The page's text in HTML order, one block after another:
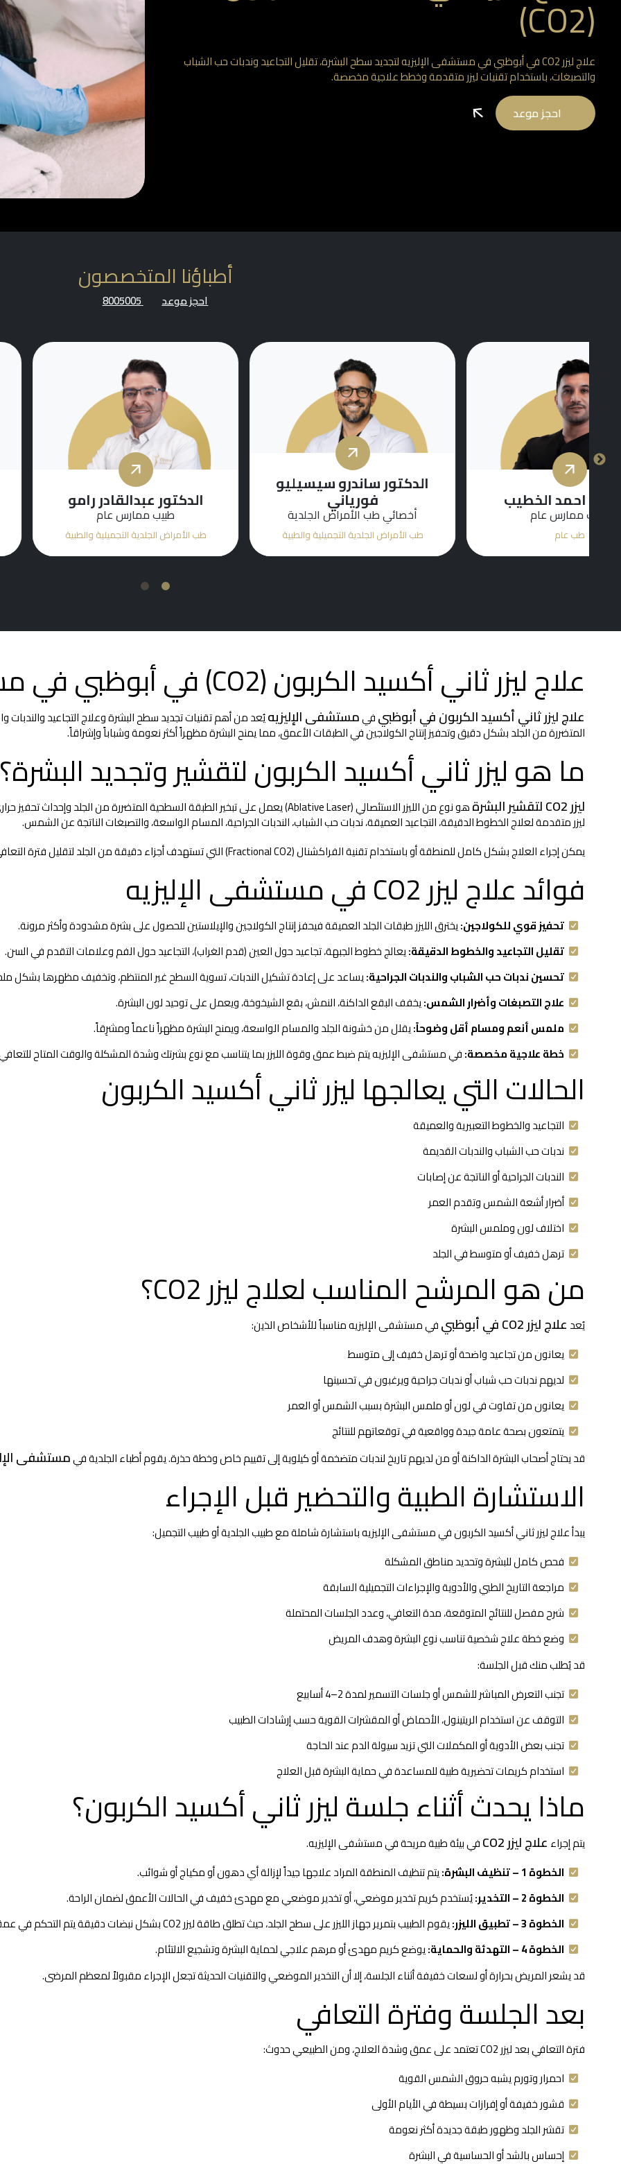
(CO2)
علاج ليزر CO2 في أبوظبي في مستشفى الإليزيه لتجديد سطح البشرة، تقليل التجاعيد وندبات حب الشباب
والتصبغات، باستخدام تقنيات ليزر متقدمة وخطط علاجية مخصصة.
احجز موعد
أطباؤنا المتخصصون
احجز موعد 8005005
الدكتور ساندرو سيسيليو
فورياني
أخصائي طب الأمراض الجلدية
طب الأمراض الجلدية التجميلية والطبية
الدكتور عبدالقادر رامو
طبيب ممارس عام
طب الأمراض الجلدية التجميلية والطبية
الدكتورة هيام
أخصائي طب الأمراض
طب الأمراض الجلدية التجميلية
1
2
علاج ليزر ثاني أكسيد الكربون (CO2) في أبوظبي في مستشفى الإليزيه
علاج ليزر ثاني أكسيد الكربون في أبوظبيفيمستشفى الإليزيه
المتضررة من الجلد بشكل دقيق وتحفيز إنتاج الكولاجين في الطبقات الأعمق، مما يمنح البشرة مظهراً أكثر نعومة وشباباً وإشراقاً.
ما هو ليزر ثاني أكسيد الكربون لتقشير وتجديد البشرة؟
ليزر CO2 لتقشير البشرة هو نوع من الليزر الاستئصالي (Ablative Laser) يعمل على تبخير الطبقة السطحية المتضررة من الجلد وإحداث تحفيز حراري في الأنسجة العميقة. في
ليزر متقدمة لعلاج الخطوط الدقيقة، التجاعيد العميقة، ندبات حب الشباب، الندبات الجراحية، المسام الواسعة، والتصبغات الناتجة عن الشمس.
يمكن إجراء العلاج بشكل كامل للمنطقة أو باستخدام تقنية الفراكشنال (Fractional CO2) التي تستهدف أجزاء دقيقة من الجلد لتقليل فترة التعافي مع الحفاظ على فعالية النتائج.
فوائد علاج ليزر CO2 في مستشفى الإليزيه
تحفيز قوي للكولاجين:يخترق الليزر طبقات الجلد العميقة فيحفز إنتاج الكولاجين والإيلاستين للحصول على بشرة مشدودة وأكثر مرونة.
تقليل التجاعيد والخطوط الدقيقة:يعالج خطوط الجبهة، تجاعيد حول العين (قدم الغراب)، التجاعيد حول الفم وعلامات التقدم في السن.
تحسين ندبات حب الشباب والندبات الجراحية:يساعد على إعادة تشكيل الندبات، تسوية السطح غير المنتظم، وتخفيف مظهرها بشكل
علاج التصبغات وأضرار الشمس:يخفف البقع الداكنة، النمش، بقع الشيخوخة، ويعمل على توحيد لون البشرة.
ملمس أنعم ومسام أقل وضوحاً:يقلل من خشونة الجلد والمسام الواسعة، ويمنح البشرة مظهراً ناعماً ومشرِقاً.
خطة علاجية مخصصة:في مستشفى الإليزيه يتم ضبط عمق وقوة الليزر بما يتناسب مع نوع بشرتك وشدة المشكلة والوقت المتاح
الحالات التي يعالجها ليزر ثاني أكسيد الكربون
التجاعيد والخطوط التعبيرية والعميقة
ندبات حب الشباب والندبات القديمة
الندبات الجراحية أو الناتجة عن إصابات
أضرار أشعة الشمس وتقدم العمر
اختلاف لون وملمس البشرة
ترهل خفيف أو متوسط في الجلد
من هو المرشح المناسب لعلاج ليزر CO2؟
يُعد علاج ليزر CO2 في أبوظبي
في مستشفى الإليزيه مناسباً للأشخاص الذين:
يعانون من تجاعيد واضحة أو ترهل خفيف إلى متوسط
لديهم ندبات حب شباب أو ندبات جراحية ويرغبون في تحسينها
يعانون من تفاوت في لون أو ملمس البشرة بسبب الشمس أو العمر
يتمتعون بصحة عامة جيدة وواقعية في توقعاتهم للنتائج
قد يحتاج أصحاب البشرة الداكنة أو من لديهم تاريخ لندبات متضخمة أو كيلوية إلى تقييم خاص وخطة حذرة. يقوم أطباء الجلدية فيمستشفى
الاستشارة الطبية والتحضير قبل الإجراء
يبدأ علاج ليزر ثاني أكسيد الكربون في مستشفى الإليزيه باستشارة شاملة مع طبيب الجلدية أو طبيب التجميل:
فحص كامل للبشرة وتحديد مناطق المشكلة
مراجعة التاريخ الطبي والأدوية والإجراءات التجميلية السابقة
شرح مفصل للنتائج المتوقعة، مدة التعافي، وعدد الجلسات المحتملة
وضع خطة علاج شخصية تناسب نوع البشرة وهدف المريض
قد يُطلب منك قبل الجلسة:
تجنب التعرض المباشر للشمس أو جلسات التسمير لمدة 2–4 أسابيع
التوقف عن استخدام الريتينول، الأحماض أو المقشرات القوية حسب إرشادات الطبيب
تجنب بعض الأدوية أو المكملات التي تزيد سيولة الدم عند الحاجة
استخدام كريمات تحضيرية طبية للمساعدة في حماية البشرة قبل العلاج
ماذا يحدث أثناء جلسة ليزر ثاني أكسيد الكربون؟
يتم إجراء علاج ليزر CO2
في بيئة طبية مريحة في مستشفى الإليزيه.
الخطوة 1 – تنظيف البشرة:
يتم تنظيف المنطقة المراد علاجها جيداً لإزالة أي دهون أو مكياج أو شوائب.
الخطوة 2 – التخدير:
يُستخدم كريم تخدير موضعي، أو تخدير موضعي مع مهدئ خفيف في الحالات الأعمق لضمان الراحة.
الخطوة 3 – تطبيق الليزر:
يقوم الطبيب بتمرير جهاز الليزر على سطح الجلد، حيث تطلق طاقة ليزر CO2 بشكل نبضات دقيقة يتم التحكم في عمقها وكثافتها.
الخطوة 4 – التهدئة والحماية:
يوضع كريم مهدئ أو مرهم علاجي لحماية البشرة وتشجيع الالتئام.
قد يشعر المريض بحرارة أو لسعات خفيفة أثناء الجلسة، إلا أن التخدير الموضعي والتقنيات الحديثة تجعل الإجراء مقبولاً لمعظم المرضى.
بعد الجلسة وفترة التعافي
فترة التعافي بعد ليزر CO2 تعتمد على عمق وشدة العلاج، ومن الطبيعي حدوث:
احمرار وتورم يشبه حروق الشمس القوية
قشور خفيفة أو إفرازات بسيطة في الأيام الأولى
تقشر الجلد وظهور طبقة جديدة أكثر نعومة
إحساس بالشد أو الحساسية في البشرة